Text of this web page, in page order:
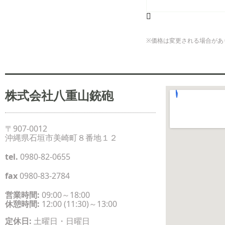
※価格は変更される場合があ
株式会社八重山銃砲
〒907-0012
沖縄県石垣市美崎町８番地１２
tel. 0980-82-0655
fax 0980-83-2784
営業時間: 09:00～18:00
休憩時間: 12:00 (11:30)～13:00
定休日: 土曜日・日曜日